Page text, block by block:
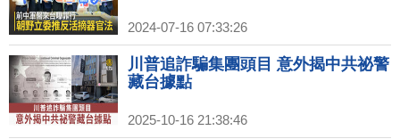
2024-07-16 07:33:26
川普追詐騙集團頭目 意外揭中共祕警
藏台據點
2025-10-16 21:38:46